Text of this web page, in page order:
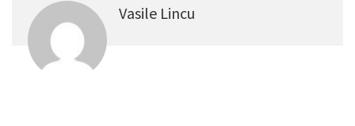
Vasile Lincu